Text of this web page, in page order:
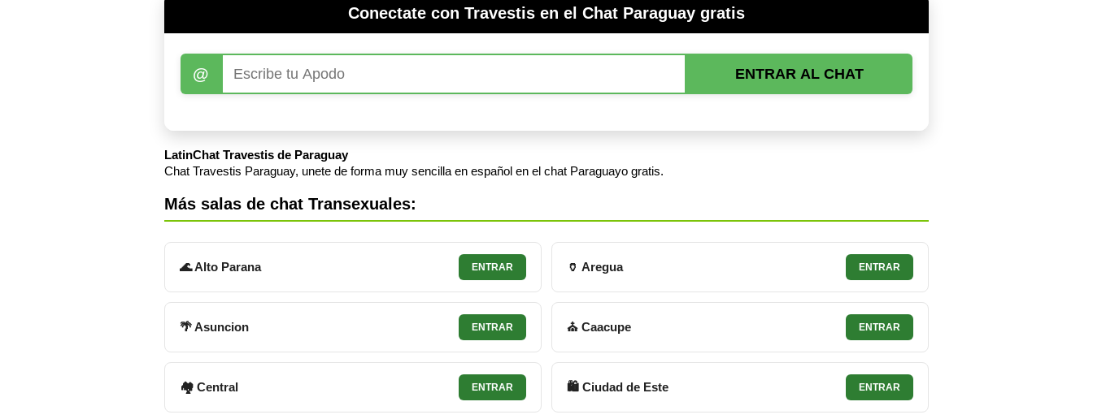
Conectate con Travestis en el Chat Paraguay gratis
@ ENTRAR AL CHAT
LatinChat Travestis de Paraguay
Chat Travestis Paraguay, unete de forma muy sencilla en español en el chat Paraguayo gratis.
Más salas de chat Transexuales:
🌊 Alto Parana ENTRAR 🏺 Aregua ENTRAR
🌴 Asuncion ENTRAR ⛪ Caacupe ENTRAR
🏘 Central ENTRAR 🛍 Ciudad de Este ENTRAR